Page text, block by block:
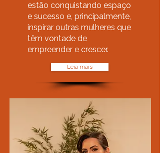
estão conquistando espaço
e sucesso e, principalmente,
inspirar outras mulheres que
têm vontade de
empreender e crescer.
Leia mais